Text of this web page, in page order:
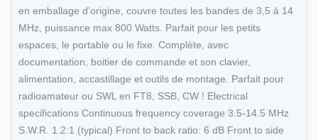
en emballage d’origine, couvre toutes les bandes de 3,5 à 14
MHz, puissance max 800 Watts. Parfait pour les petits
espaces, le portable ou le fixe. Complète, avec
documentation, boitier de commande et son clavier,
alimentation, accastillage et outils de montage. Parfait pour
radioamateur ou SWL en FT8, SSB, CW ! Electrical
specifications Continuous frequency coverage 3.5-14.5 MHz
S.W.R. 1.2:1 (typical) Front to back ratio: 6 dB Front to side